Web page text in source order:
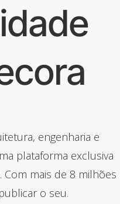
engenharia e
plataforma exclusiva
Com mais de 8 milhões
o seu.